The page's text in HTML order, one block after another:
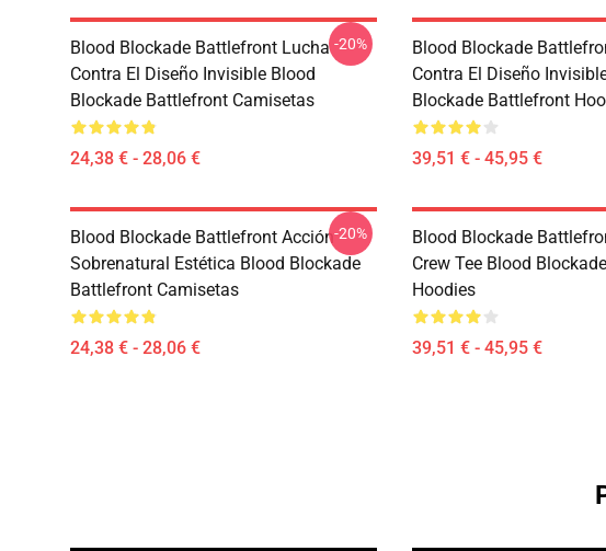
Blood Blockade Battlefront Lucha
Contra El Diseño Invisible Blood
Blockade Battlefront Camisetas
24,38 € - 28,06 €
-20%
Blood Blockade
Contra El Diseño
Blockade Battlefront
39,51 € - 45,95 €
Blood Blockade Battlefront Acción
Sobrenatural Estética Blood Blockade
Battlefront Camisetas
24,38 € - 28,06 €
-20%
Blood Blockade
Crew Tee Blood
Hoodies
39,51 € - 45,95 €